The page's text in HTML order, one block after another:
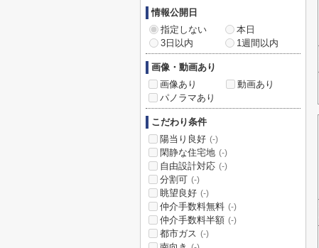
情報公開日
指定しない
本日
3日以内
1週間以内
画像・動画あり
画像あり
動画あり
パノラマあり
こだわり条件
陽当り良好 (-)
閑静な住宅地 (-)
自由設計対応 (-)
分割可 (-)
眺望良好 (-)
仲介手数料無料 (-)
仲介手数料半額 (-)
都市ガス (-)